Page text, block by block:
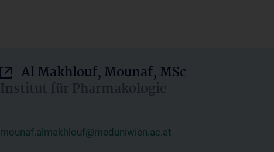
Al Makhlouf, Mounaf, MSc
Institut für Pharmakologie
mounaf.almakhlouf@meduniwien.ac.at